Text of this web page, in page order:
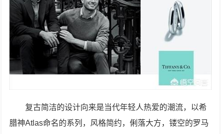
复古简洁的设计向来是当代年轻人热爱的潮流，以希
腊神Atlas命名的系列，风格简约，俐落大方，镂空的罗马